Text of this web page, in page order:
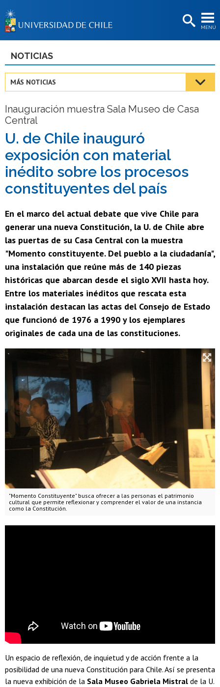
MENÚ
BIBLIOTECAS
Estudiantes
Académicas/os
Funcionarias/os
Egresadas/os
NOTICIAS
MÁS NOTICIAS
Inauguración muestra Sala Museo de Casa
Central
U. de Chile inauguró
exposición con material
inédito sobre los procesos
constituyentes del país
En el marco del actual debate que vive Chile para
generar una nueva Constitución, la U. de Chile abre
las puertas de su Casa Central con la muestra
"Momento constituyente. Del pueblo a la ciudadanía",
una instalación que reúne más de 140 piezas
históricas que abarcan desde el siglo XVII hasta hoy.
Entre los materiales inéditos que rescata esta
instalación destacan las actas del Consejo de Estado
que funcionó de 1976 a 1990 y los ejemplares
originales de cada una de las constituciones.
"Momento Constituyente" busca ofrecer a las personas el patrimonio
cultural que permite reflexionar y comprender el valor de una instancia
como la Constitución.
Un espacio de reflexión, de inquietud y de acción frente a la
posibilidad de una nueva Constitución para Chile. Así se presenta
la nueva exhibición de la Sala Museo Gabriela Mistral de la U.